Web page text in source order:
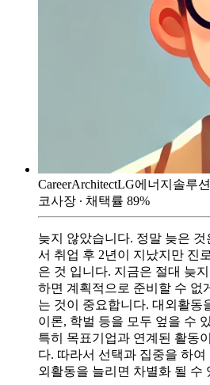
CareerArchitectLG에너지솔루션
코사장 ∙ 채택률 89%
늦지 않았습니다. 정말 늦은
서 취업 후 2년이 지났지만 진
은 것 입니다. 지금은 절대 늦
하면 계획적으로 준비할 수 없
는 것이 중요합니다. 대외활동
이론, 학벌 등을 모두 엎을 수
특히 목표기업과 연계된 활동
다. 따라서 선택과 집중을 하
외활동을 늘리면 차별화 될 수